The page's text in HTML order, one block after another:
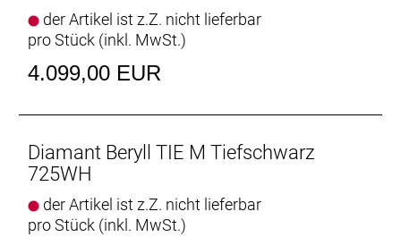
Loch
Anzahl Gänge: 1
Hinterradbremse: Hydraulische Scheibenbremse
Shimano MT200 // Hydraulische Scheibenbremse
Shimano RT30, Centerlock-Scheibenaufnahme,
180 mm // Shimano RTC60, 6-Loch, 160 mm
der Artikel ist z.Z. nicht lieferbar
pro Stück (inkl. MwSt.)
4.099,00 EUR
Diamant Beryll TIE M Tiefschwarz
725WH
der Artikel ist z.Z. nicht lieferbar
pro Stück (inkl. MwSt.)